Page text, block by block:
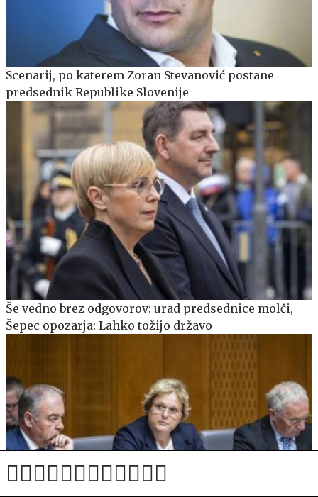
Scenarij, po katerem Zoran Stevanović postane
predsednik Republike Slovenije
Še vedno brez odgovorov: urad predsednice molči,
Šepec opozarja: Lahko tožijo državo